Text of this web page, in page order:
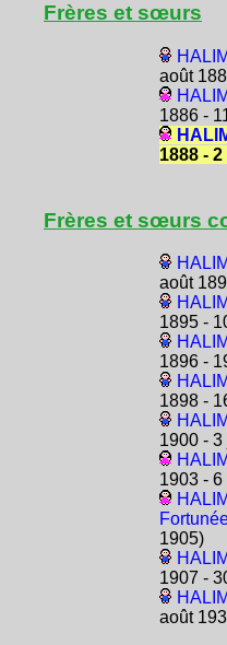
Frères et sœurs
août
1886 -
1888 -
Frères et sœurs
août
1895 -
1896 -
1898 -
1900 -
1903 -
1905)
1907 -
août